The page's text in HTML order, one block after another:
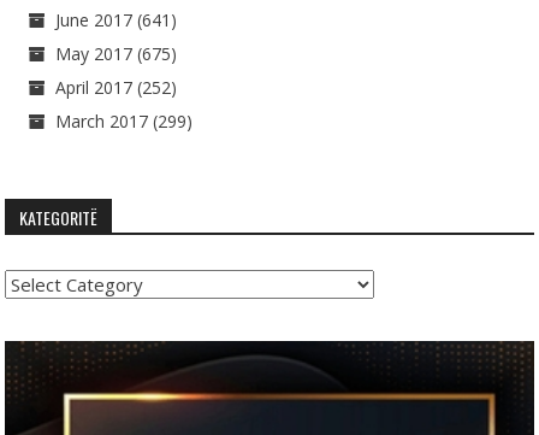
June 2017 (641)
May 2017 (675)
April 2017 (252)
March 2017 (299)
KATEGORITË
Kategoritë